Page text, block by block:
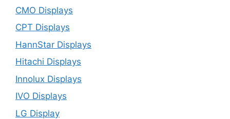
CMO Displays
CPT Displays
HannStar Displays
Hitachi Displays
Innolux Displays
IVO Displays
LG Display